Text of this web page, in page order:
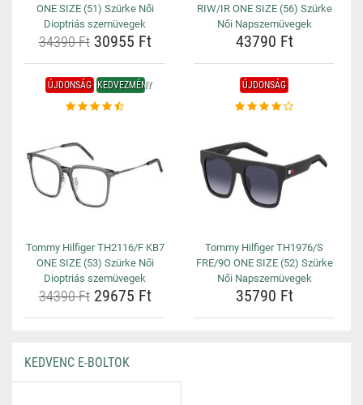
ONE SIZE (51) Szürke Női
Dioptriás szemüvegek
34390 Ft30955 Ft
RIW/IR ONE SIZE (56) Szürke
Női Napszemüvegek
43790 Ft
ÚJDONSÁG KEDVEZMÉNY
Tommy Hilfiger TH2116/F KB7
ONE SIZE (53) Szürke Női
Dioptriás szemüvegek
34390 Ft29675 Ft
ÚJDONSÁG
Tommy Hilfiger TH1976/S
FRE/9O ONE SIZE (52) Szürke
Női Napszemüvegek
35790 Ft
KEDVENC E-BOLTOK